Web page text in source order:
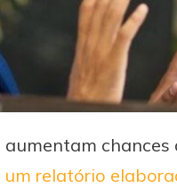
relatório